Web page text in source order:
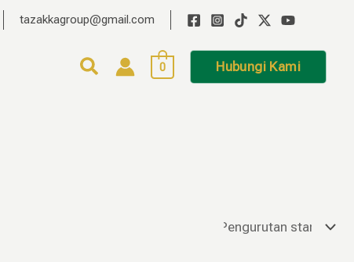
tazakkagroup@gmail.com
0 Hubungi Kami